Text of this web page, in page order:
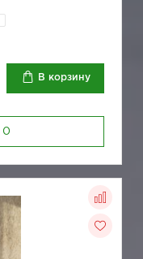
В корзину
0